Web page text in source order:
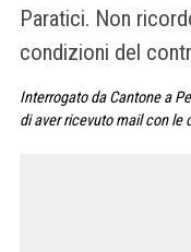
Paratici. Non
condizioni del
Interrogato da Cantone a
di aver ricevuto mail con